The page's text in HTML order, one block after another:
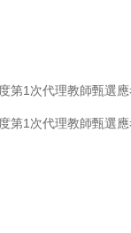
第1次代理教師甄選
第1次代理教師甄選